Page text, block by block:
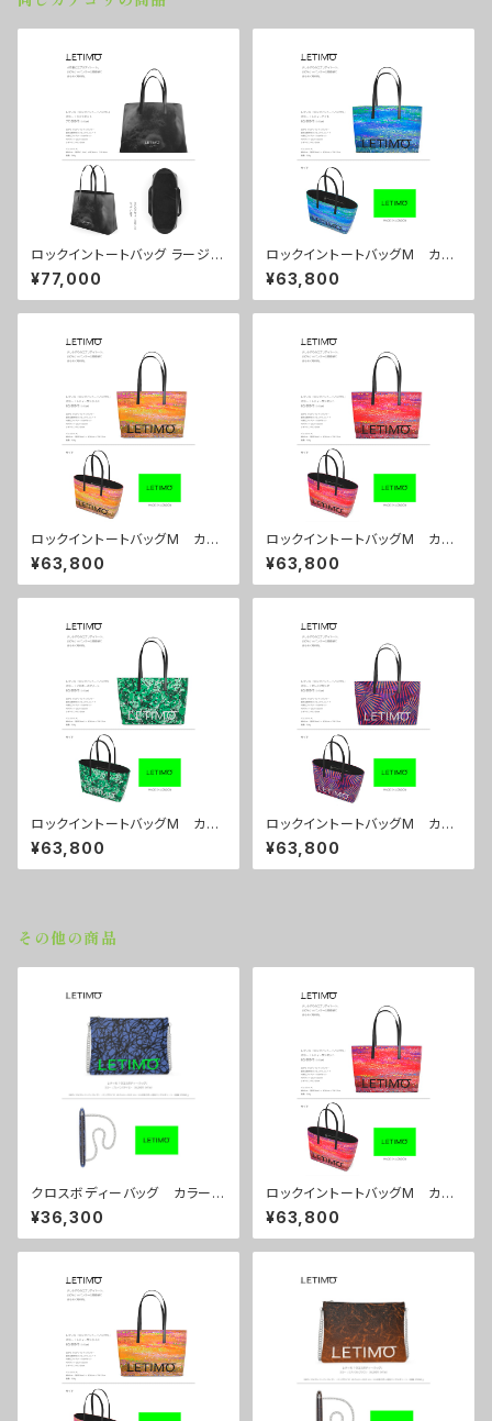
ロックイントートバッグ ラージサ
イズ カラー/ラブラビット ■
配送まで約１か月
¥77,000
ロックイントートバッグM カラ
ー/シティーナイト ■配送まで
約１か月
¥63,800
ロックイントートバッグM カラ
ー/シティーサンライズ ■配送
まで約１か月
¥63,800
ロックイントートバッグM カラ
ー/シティーサンセット ■配送
まで約１か月
¥63,800
ロックイントートバッグM カラ
ー/プロポーズグリーン ■配送
まで約１か月
¥63,800
ロックイントートバッグM カラ
ー/センスマゼンダ ■配送まで
約１か月
¥63,800
その他の商品
クロスボディーバッグ カラー/
ブレインズネイビー ■配送ま
で約１か月
¥36,300
ロックイントートバッグM カラ
ー/シティーサンセット ■配送
まで約１か月
¥63,800